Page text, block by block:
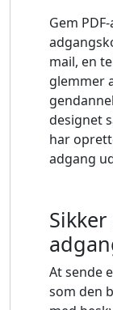
Gem
mail, en
glemmer
designet
har
adgang
At sende
som den